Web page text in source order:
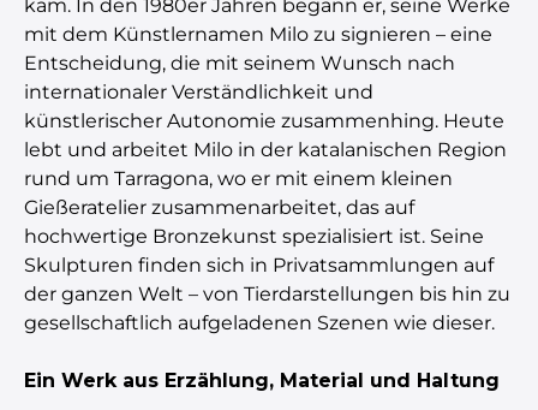
kam. In den 1980er Jahren begann er, seine Werke
mit dem Künstlernamen Milo zu signieren – eine
Entscheidung, die mit seinem Wunsch nach
internationaler Verständlichkeit und
künstlerischer Autonomie zusammenhing. Heute
lebt und arbeitet Milo in der katalanischen Region
rund um Tarragona, wo er mit einem kleinen
Gießeratelier zusammenarbeitet, das auf
hochwertige Bronzekunst spezialisiert ist. Seine
Skulpturen finden sich in Privatsammlungen auf
der ganzen Welt – von Tierdarstellungen bis hin zu
gesellschaftlich aufgeladenen Szenen wie dieser.
Ein Werk aus Erzählung, Material und Haltung